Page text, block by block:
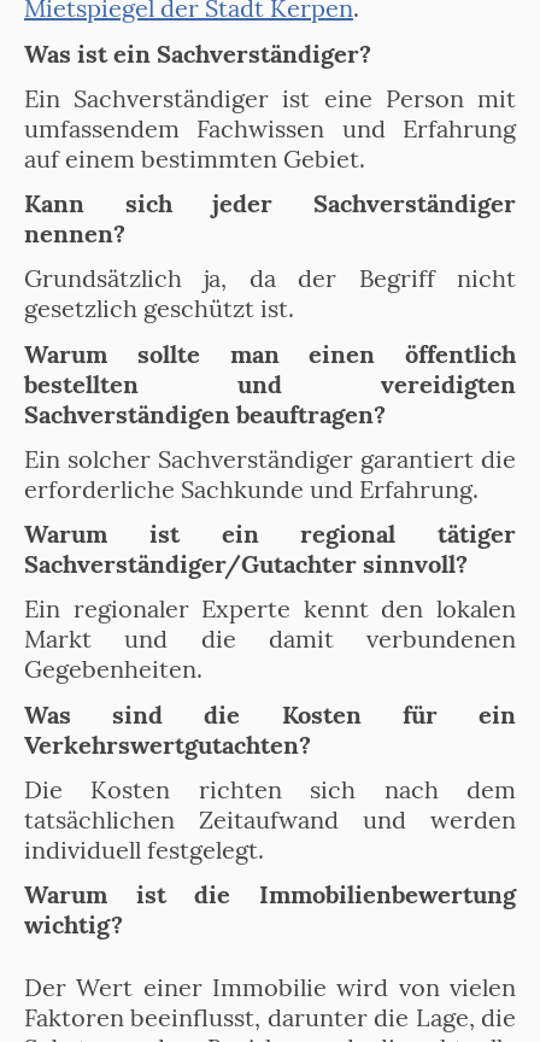
Mietspiegel der Stadt Kerpen.
Was ist ein Sachverständiger?
Ein Sachverständiger ist eine Person mit
umfassendem Fachwissen und Erfahrung
auf einem bestimmten Gebiet.
Kann sich jeder Sachverständiger
nennen?
Grundsätzlich ja, da der Begriff nicht
gesetzlich geschützt ist.
Warum sollte man einen öffentlich
bestellten und vereidigten
Sachverständigen beauftragen?
Ein solcher Sachverständiger garantiert die
erforderliche Sachkunde und Erfahrung.
Warum ist ein regional tätiger
Sachverständiger/Gutachter sinnvoll?
Ein regionaler Experte kennt den lokalen
Markt und die damit verbundenen
Gegebenheiten.
Was sind die Kosten für ein
Verkehrswertgutachten?
Die Kosten richten sich nach dem
tatsächlichen Zeitaufwand und werden
individuell festgelegt.
Warum ist die Immobilienbewertung
wichtig?
Der Wert einer Immobilie wird von vielen
Faktoren beeinflusst, darunter die Lage, die